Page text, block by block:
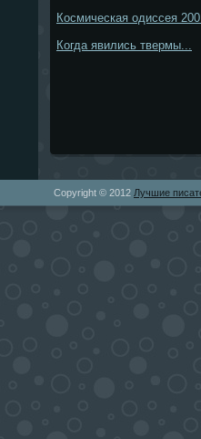
Космическая одиссея
Когда явились твермы...
Copyright © 2012 Лучшие